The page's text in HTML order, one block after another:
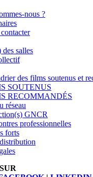
nous ?
des salles
des films soutenus et
SOUTENUS
RECOMMANDÉS
réseau
GNCR
professionnelles
forts